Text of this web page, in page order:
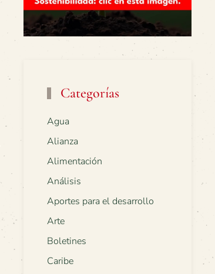
Categorías
Agua
Alianza
Alimentación
Análisis
Aportes para el desarrollo
Arte
Boletines
Caribe